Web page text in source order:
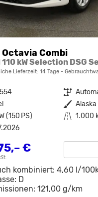
Octavia Combi
Lieferzeit: 14 Tage
Getriebe
Außenfarbe Alaska
(150 PS) Kilometerstand 1.000
€
kombiniert: 4,60 l/
D
121,00 g/km